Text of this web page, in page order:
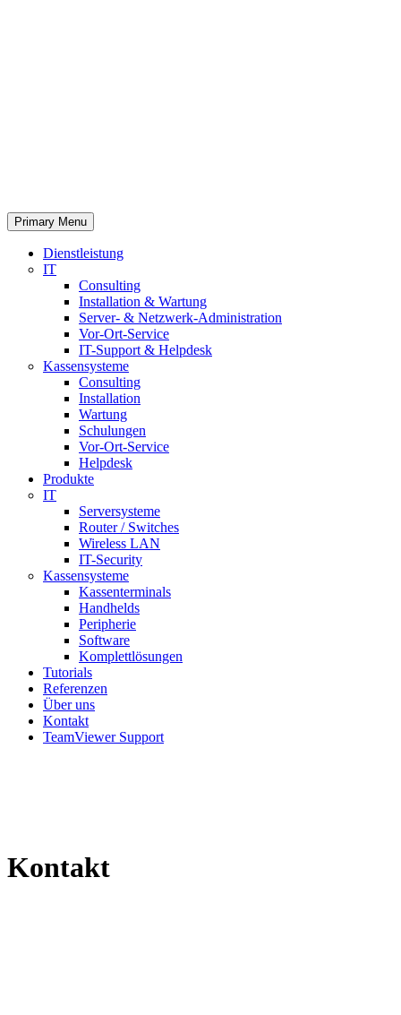
Primary Menu
Dienstleistung
IT
Consulting
Installation & Wartung
Server- & Netzwerk-Administration
Vor-Ort-Service
IT-Support & Helpdesk
Kassensysteme
Consulting
Installation
Wartung
Schulungen
Vor-Ort-Service
Helpdesk
Produkte
IT
Serversysteme
Router / Switches
Wireless LAN
IT-Security
Kassensysteme
Kassenterminals
Handhelds
Peripherie
Software
Komplettlösungen
Tutorials
Referenzen
Über uns
Kontakt
TeamViewer Support
Kontakt